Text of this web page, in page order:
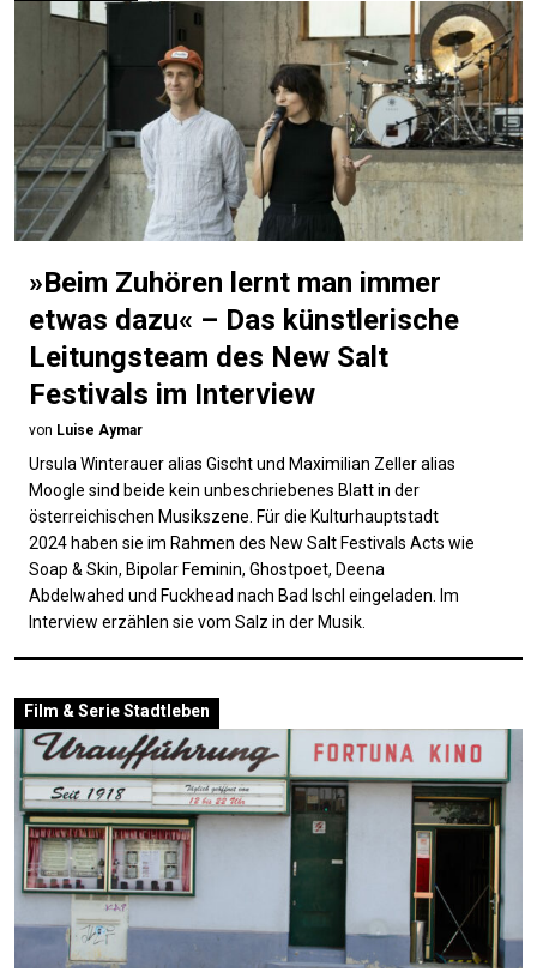
»Beim Zuhören lernt man immer
etwas dazu« – Das künstlerische
Leitungsteam des New Salt
Festivals im Interview
von Luise Aymar
Ursula Winterauer alias Gischt und Maximilian Zeller alias
Moogle sind beide kein unbeschriebenes Blatt in der
österreichischen Musikszene. Für die Kulturhauptstadt
2024 haben sie im Rahmen des New Salt Festivals Acts wie
Soap & Skin, Bipolar Feminin, Ghostpoet, Deena
Abdelwahed und Fuckhead nach Bad Ischl eingeladen. Im
Interview erzählen sie vom Salz in der Musik.
Film & SerieStadtleben